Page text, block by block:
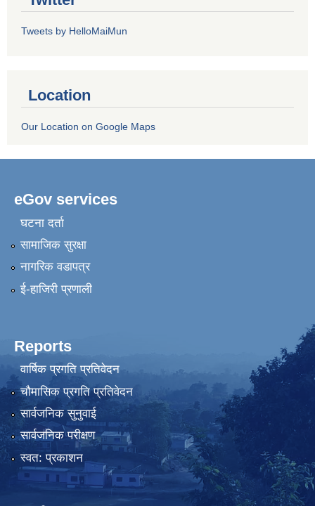
Tweets by HelloMaiMun
Location
Our Location on Google Maps
eGov services
घटना दर्ता
सामाजिक सुरक्षा
नागरिक वडापत्र
ई-हाजिरी प्रणाली
Reports
वार्षिक प्रगति प्रतिवेदन
चौमासिक प्रगति प्रतिवेदन
सार्वजनिक सुनुवाई
सार्वजनिक परीक्षण
स्वत: प्रकाशन